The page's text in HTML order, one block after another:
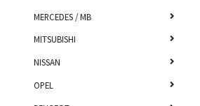
MERCEDES / MB
MITSUBISHI
NISSAN
OPEL